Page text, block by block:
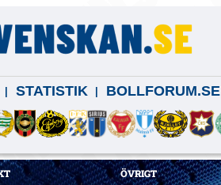
STATISTIK BOLLFORUM.SE
ÖVRIGT